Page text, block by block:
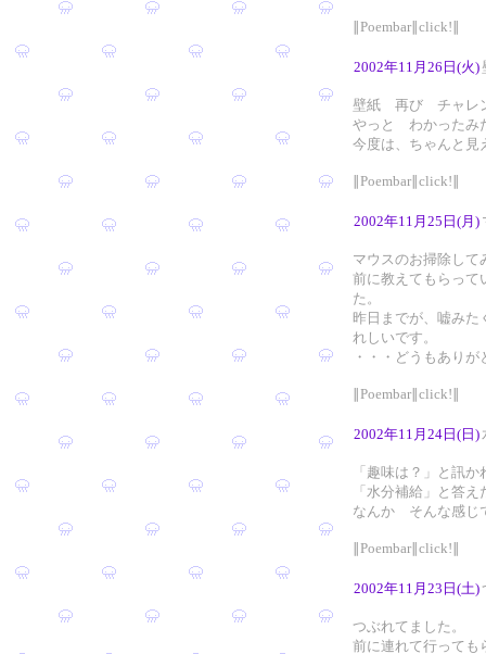
∥Poembar∥click!∥
2002年11月26日(火)
壁紙 再び チャレ
やっと わかったみ
今度は、ちゃんと見
∥Poembar∥click!∥
2002年11月25日(月)
マウスのお掃除して
前に教えてもらって
た。
昨日までが、嘘みた
れしいです。
・・・どうもありが
∥Poembar∥click!∥
2002年11月24日(日)
「趣味は？」と訊
「水分補給」と答
なんか そんな感じ
∥Poembar∥click!∥
2002年11月23日(土)
つぶれてました。
前に連れて行っても